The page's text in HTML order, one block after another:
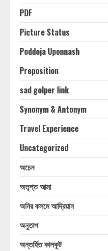
PDF
Picture Status
Poddoja Uponnash
Preposition
sad golper link
Synonym & Antonym
Travel Experience
Uncategorized
অচেন
অতৃপ্ত আত্মা
অনির কলমে আদ্রিয়ান
অনুতাপ
অন্তর্হিত কালকূট